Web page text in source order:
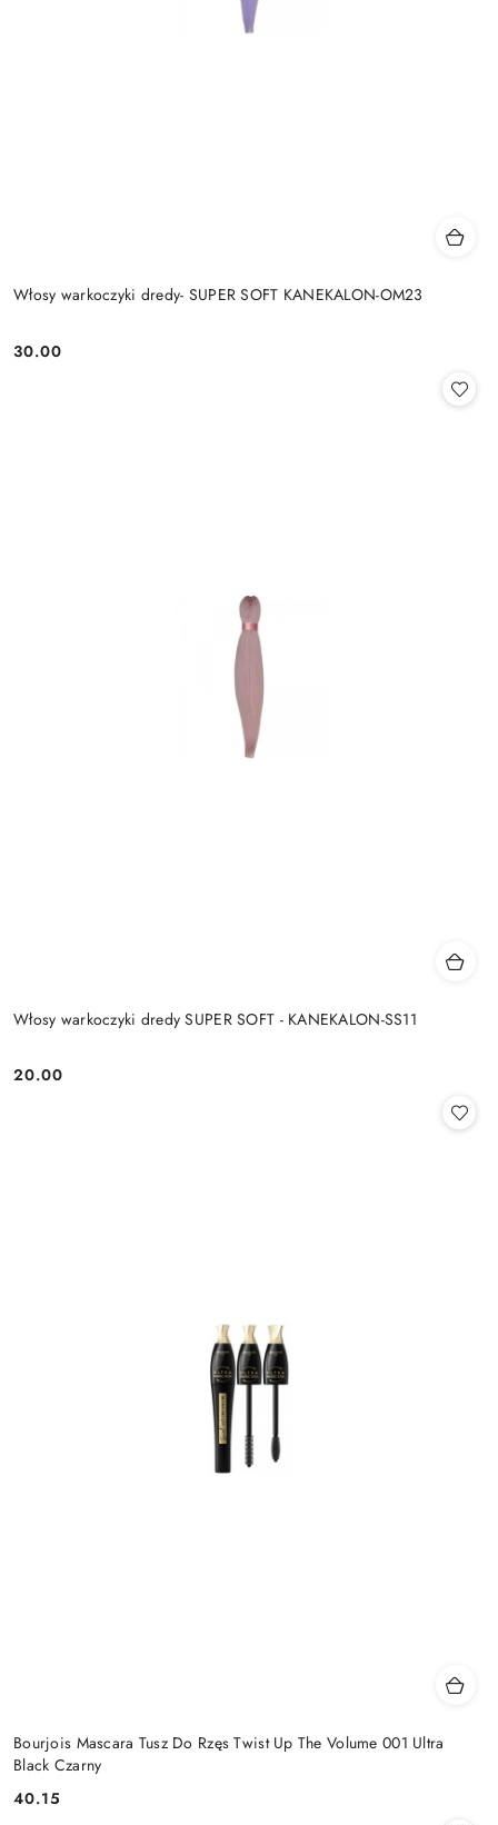
Włosy warkoczyki dredy- SUPER SOFT KANEKALON-OM23
Cena:
30.00
Włosy warkoczyki dredy SUPER SOFT - KANEKALON-SS11
Cena:
20.00
Bourjois Mascara Tusz Do Rzęs Twist Up The Volume 001 Ultra
Black Czarny
Cena:
40.15